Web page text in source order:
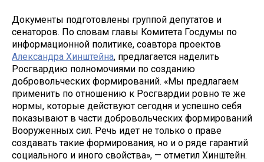
Документы подготовлены группой депутатов и
сенаторов. По словам главы Комитета Госдумы по
информационной политике, соавтора проектов
Александра Хинштейна, предлагается наделить
Росгвардию полномочиями по созданию
добровольческих формирований. «Мы предлагаем
применить по отношению к Росгвардии ровно те же
нормы, которые действуют сегодня и успешно себя
показывают в части добровольческих формирований
Вооруженных сил. Речь идет не только о праве
создавать такие формирования, но и о ряде гарантий
социального и иного свойства», — отметил Хинштейн.